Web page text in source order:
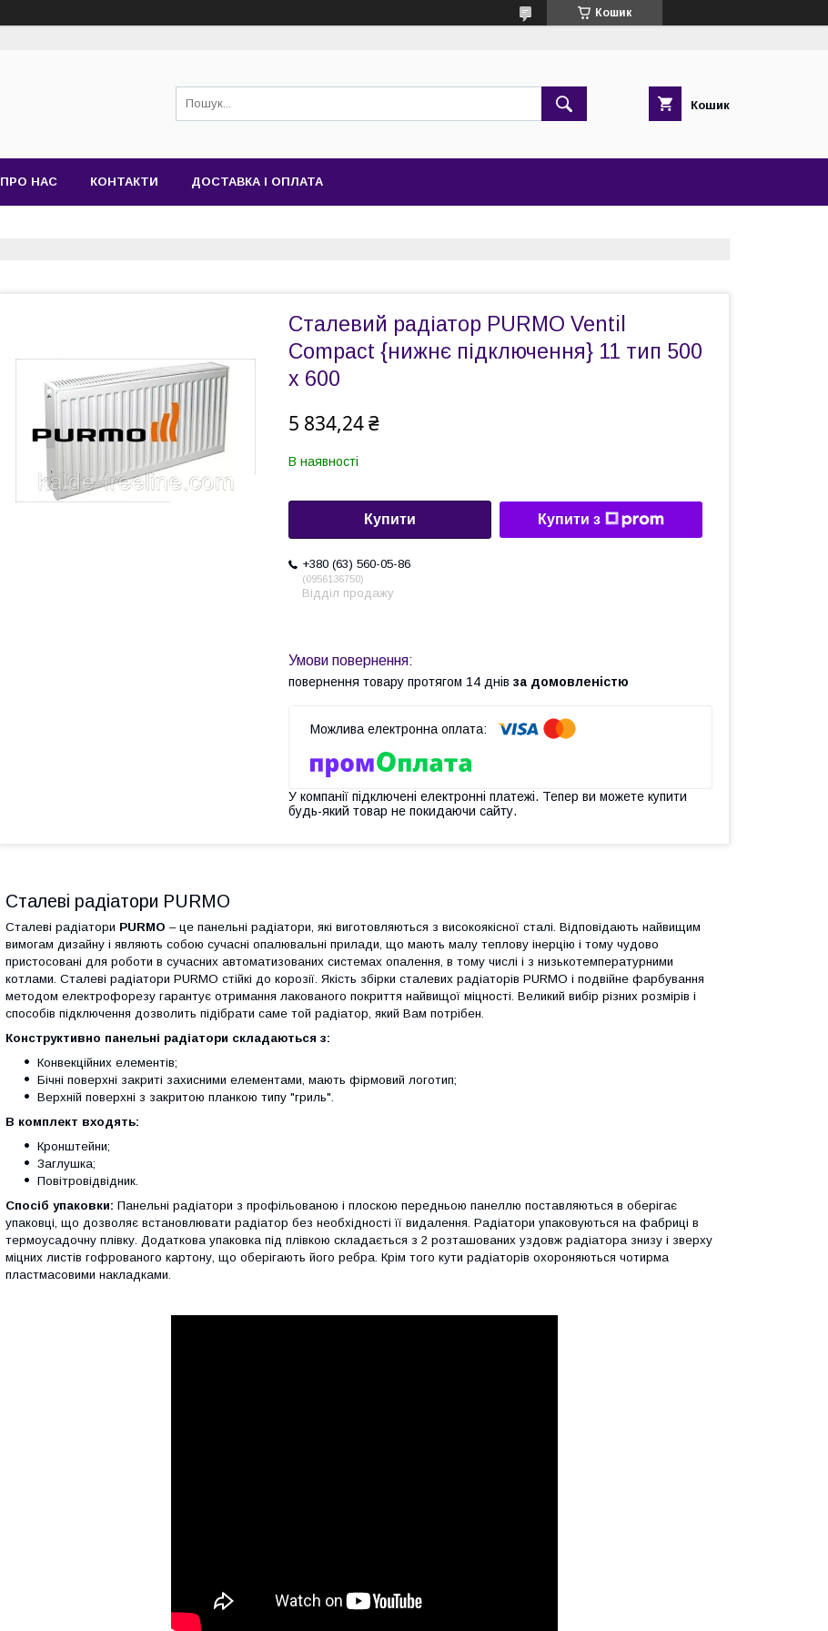
Кошик
Кошик
ПРО НАС КОНТАКТИ ДОСТАВКА І ОПЛАТА
Сталевий радіатор PURMO Ventil
Compact {нижнє підключення} 11 тип 500
х 600
5 834,24 ₴
В наявності
Купити Купити з
+380 (63) 560-05-86
0956136750
Відділ продажу
повернення товару протягом 14 днів за домовленістю
У компанії підключені електронні платежі. Тепер ви можете купити
будь-який товар не покидаючи сайту.
Сталеві радіатори PURMO
Сталеві радіатори PURMO – це панельні радіатори, які виготовляються з високоякісної сталі. Відповідають найвищим
вимогам дизайну і являють собою сучасні опалювальні прилади, що мають малу теплову інерцію і тому чудово
пристосовані для роботи в сучасних автоматизованих системах опалення, в тому числі і з низькотемпературними
котлами. Сталеві радіатори PURMO стійкі до корозії. Якість збірки сталевих радіаторів PURMO і подвійне фарбування
методом електрофорезу гарантує отримання лакованого покриття найвищої міцності. Великий вибір різних розмірів і
способів підключення дозволить підібрати саме той радіатор, який Вам потрібен.
Конструктивно панельні радіатори складаються з:
Конвекційних елементів;
Бічні поверхні закриті захисними елементами, мають фірмовий логотип;
Верхній поверхні з закритою планкою типу "гриль".
В комплект входять:
Кронштейни;
Заглушка;
Повітровідвідник.
Спосіб упаковки: Панельні радіатори з профільованою і плоскою передньою панеллю поставляються в оберігає
упаковці, що дозволяє встановлювати радіатор без необхідності її видалення. Радіатори упаковуються на фабриці в
термоусадочну плівку. Додаткова упаковка під плівкою складається з 2 розташованих уздовж радіатора знизу і зверху
міцних листів гофрованого картону, що оберігають його ребра. Крім того кути радіаторів охороняються чотирма
пластмасовими накладками.